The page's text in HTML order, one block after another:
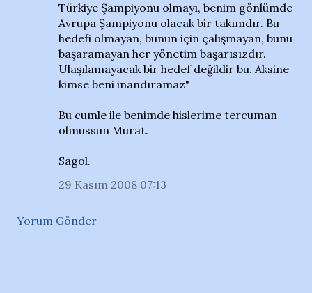
Türkiye Şampiyonu olmayı, benim gönlümde
Avrupa Şampiyonu olacak bir takımdır. Bu
hedefi olmayan, bunun için çalışmayan, bunu
başaramayan her yönetim başarısızdır.
Ulaşılamayacak bir hedef değildir bu. Aksine
kimse beni inandıramaz"
Bu cumle ile benimde hislerime tercuman
olmussun Murat.
Sagol.
29 Kasım 2008 07:13
Yorum Gönder